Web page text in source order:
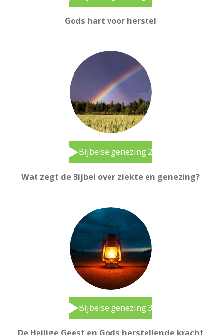
Gods hart voor herstel
Bijbelse genezing 2
Wat zegt de Bijbel over ziekte en genezing?
Bijbelse genezing 3
De Heilige Geest en Gods herstellende kracht